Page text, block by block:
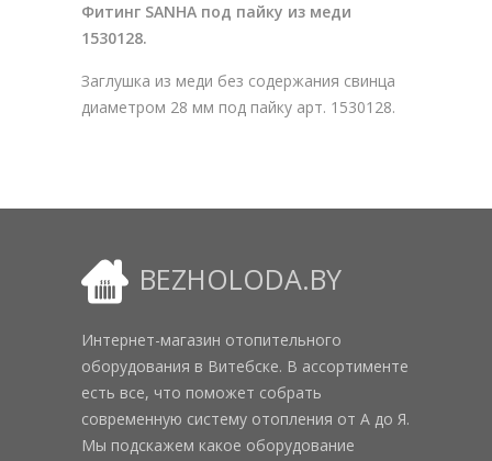
Фитинг SANHA под пайку из меди
1530128.
Заглушка из меди без содержания свинца
диаметром 28 мм под пайку арт. 1530128.
BEZHOLODA.BY
Интернет-магазин отопительного
оборудования в Витебске. В ассортименте
есть все, что поможет собрать
современную систему отопления от А до Я.
Мы подскажем какое оборудование